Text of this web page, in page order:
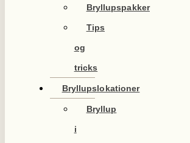
Bryllupspakker
Tips
og
tricks
Bryllupslokationer
Bryllup
i